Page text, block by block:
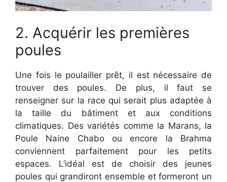
2. Acquérir les premières
poules
Une fois le poulailler prêt, il est nécessaire de
trouver des poules. De plus, il faut se
renseigner sur la race qui serait plus adaptée à
la taille du bâtiment et aux conditions
climatiques. Des variétés comme la Marans, la
Poule Naine Chabo ou encore la Brahma
conviennent parfaitement pour les petits
espaces. L’idéal est de choisir des jeunes
poules qui grandiront ensemble et formeront un